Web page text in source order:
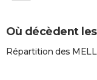
Où décèdent
Répartition des